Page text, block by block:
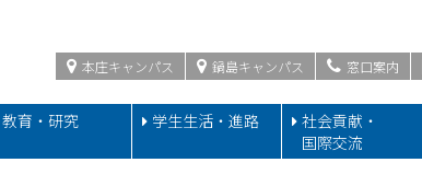
本庄キャンパス 鍋島キャンパス 窓口案内
教育・研究 学生生活・進路
社会貢献・
国際交流